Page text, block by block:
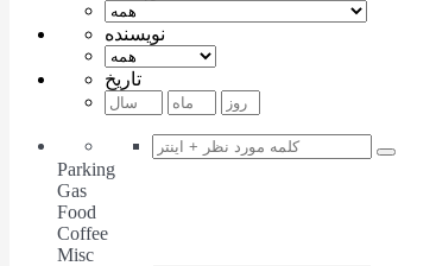
نویسنده
تاریخ
Parking
Gas
Food
Coffee
Misc